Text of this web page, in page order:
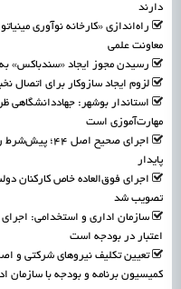
دارند
راه‌اندازی «کارخانه نوآوری
معاونت علمی
رسیدن مجوز ایجاد «سندباکس»
لزوم ایجاد سازوکار برای اتصال
استاندار بوشهر:
مهارت‌آموزی است
اجرای صحیح
پایدار
اجرای فوق‌العاده خاص کارکنان
تصویب شد
سازمان اداری و استخدامی: اجرای
اعتبار در بودجه است
تعیین تکلیف نیروهای شرکتی و
کمیسیون برنامه و بودجه با سازمان